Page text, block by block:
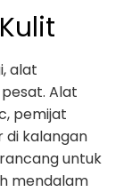
alat
Alat
pemijat
di kalangan
untuk
mendalam